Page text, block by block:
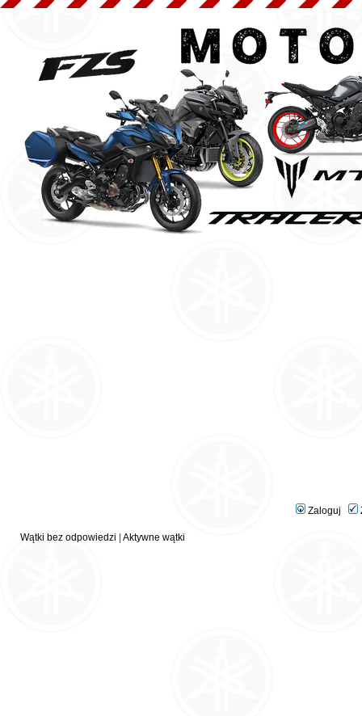
Zaloguj
Wątki bez odpowiedzi Aktywne wątki